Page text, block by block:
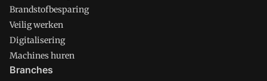
Brandstofbesparing
Veilig werken
Digitalisering
Machines huren
Branches